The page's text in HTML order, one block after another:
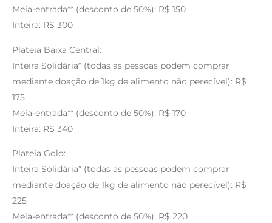
Meia-entrada** (desconto de 50%): R$ 150
Inteira: R$ 300
Plateia Baixa Central:
Inteira Solidária* (todas as pessoas podem comprar
mediante doação de 1kg de alimento não perecível): R$
175
Meia-entrada** (desconto de 50%): R$ 170
Inteira: R$ 340
Plateia Gold:
Inteira Solidária* (todas as pessoas podem comprar
mediante doação de 1kg de alimento não perecível): R$
225
Meia-entrada** (desconto de 50%): R$ 220